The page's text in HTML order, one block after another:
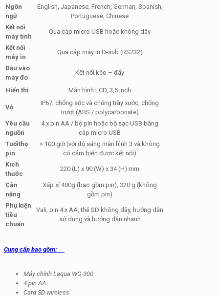
Ngôn
ngữ
English, Japanese, French, German, Spanish,
Portuguese, Chinese
Kết nối
máy tính
Qua cáp micro USB hoặc không dây
Kết nối
máy in
Qua cáp máy in D-sub (RS232)
Đầu vào
máy đo
Kết nối kéo – đẩy
Hiển thị Màn hình LCD, 3,5 inch
Vỏ
IP67, chống sốc và chống trầy xước, chống
trượt (ABS / polycarbonate)
Yêu cầu
nguồn
4 x pin AA / bộ pin hoặc bộ sạc USB bằng
cáp micro USB
Tuổithọ
pin
> 100 giờ (với độ sáng màn hình 3 và không
có cảm biến được kết nối)
Kích
thước
220 (L) x 90 (W) x 34 (H) mm
Cân
nặng
Xấp xỉ 400g (bao gồm pin), 320 g (không
gồm pin)
Phụ kiện
tiêu
chuẩn
Vali, pin 4 x AA, thẻ SD không dây, hướng dẫn
sử dụng và hướng dẫn nhanh
Cung cấp bao gồm:
Máy chính Laqua WQ-300
4 pin AA
Card SD wireless